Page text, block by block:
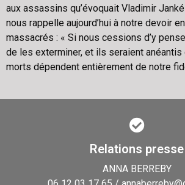
aux assassins qu’évoquait Vladimir
nous rappelle aujourd’hui à notre devoir
massacrés : « Si nous cessions d’y
de les exterminer, et ils seraient
morts dépendent entièrement de notre
Relations presse
ANNA BERREBY